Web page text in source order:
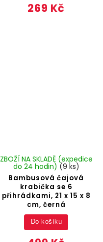
269 Kč
Bambusová čajová
krabička se 6
přihrádkami, 21 x 15 x 8
cm, černá
ZBOŽÍ NA SKLADĚ (expedice
do 24 hodin) (9 ks)
Do košíku